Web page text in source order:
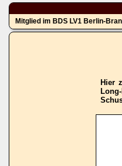
Mitglied im BDS LV1 Berlin-
Hier